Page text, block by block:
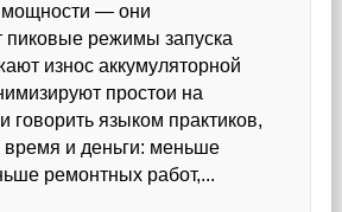
— они
режимы запуска
износ аккумуляторной
простои на
говорить языком практиков,
время и деньги: меньше
ремонтных работ,...